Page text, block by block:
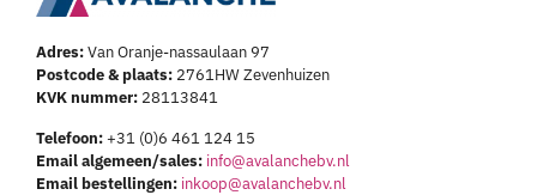
Adres:Van Oranje-nassaulaan 97
Postcode & plaats: 2761HW Zevenhuizen
KVK nummer: 28113841
Telefoon:+31 (0)6 461 124 15
Email algemeen/sales: info@avalanchebv.nl
Email bestellingen: inkoop@avalanchebv.nl